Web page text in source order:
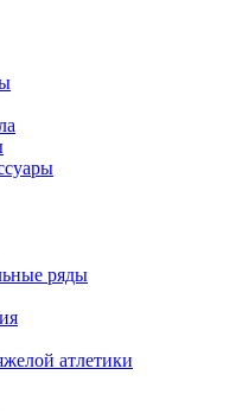
ряды
атлетики